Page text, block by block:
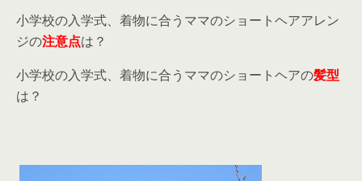
小学校の入学式、着物に合うママのショートヘアアレン
ジの注意点は？
小学校の入学式、着物に合うママのショートヘアの髪型
は？